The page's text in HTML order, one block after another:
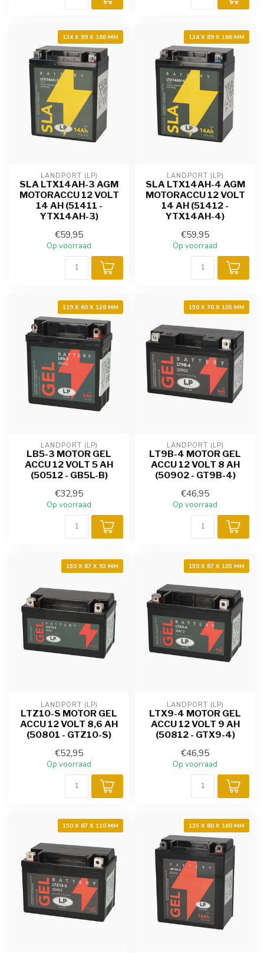
134 X 89 X 166 MM
LANDPORT (LP)
SLA LTX14AH-3 AGM
MOTORACCU 12 VOLT
14 AH (51411 -
YTX14AH-3)
€59,95
Op voorraad
134 X 89 X 166 MM
LANDPORT (LP)
SLA LTX14AH-4 AGM
MOTORACCU 12 VOLT
14 AH (51412 -
YTX14AH-4)
€59,95
Op voorraad
119 X 60 X 128 MM
LANDPORT (LP)
LB5-3 MOTOR GEL
ACCU 12 VOLT 5 AH
(50512 - GB5L-B)
€32,95
Op voorraad
150 X 70 X 105 MM
LANDPORT (LP)
LT9B-4 MOTOR GEL
ACCU 12 VOLT 8 AH
(50902 - GT9B-4)
€46,95
Op voorraad
150 X 87 X 93 MM
LANDPORT (LP)
LTZ10-S MOTOR GEL
ACCU 12 VOLT 8,6 AH
(50801 - GTZ10-S)
€52,95
Op voorraad
150 X 87 X 105 MM
LANDPORT (LP)
LTX9-4 MOTOR GEL
ACCU 12 VOLT 9 AH
(50812 - GTX9-4)
€46,95
Op voorraad
150 X 87 X 110 MM 135 X 80 X 160 MM